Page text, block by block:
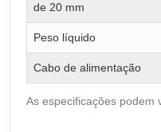
de 20 mm
Peso líquido
Cabo de alimentação
As especificações podem